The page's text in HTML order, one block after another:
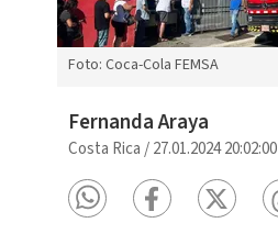
Foto: Coca-Cola FEMSA
Fernanda Araya
Costa Rica /27.01.2024 20:02:00